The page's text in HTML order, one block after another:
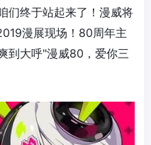
们终于站起来了！漫威将
漫展现场！80周年主
到大呼"漫威80，爱你三